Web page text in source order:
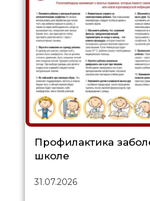
Профилактика
школе
31.07.2026